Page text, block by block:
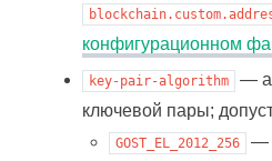
конфигурационном
key-pair-algorithm
—
ключевой пары;
GOST_EL_2012_256
—